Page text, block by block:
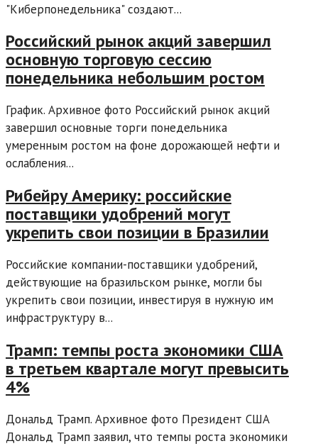
"Киберпонедельника" создают...
Российский рынок акций завершил
основную торговую сессию
понедельника небольшим ростом
График. Архивное фото Российский рынок акций
завершил основные торги понедельника
умеренным ростом на фоне дорожающей нефти и
ослабления...
Рибейру Америку: российские
поставщики удобрений могут
укрепить свои позиции в Бразилии
Российские компании-поставщики удобрений,
действующие на бразильском рынке, могли бы
укрепить свои позиции, инвестируя в нужную им
инфраструктуру в...
Трамп: темпы роста экономики США
в третьем квартале могут превысить
4%
Дональд Трамп. Архивное фото Президент США
Дональд Трамп заявил, что темпы роста экономики